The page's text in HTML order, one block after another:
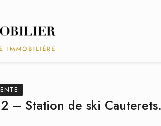
– Station de ski Cauterets.